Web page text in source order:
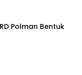
Polman Bentuk